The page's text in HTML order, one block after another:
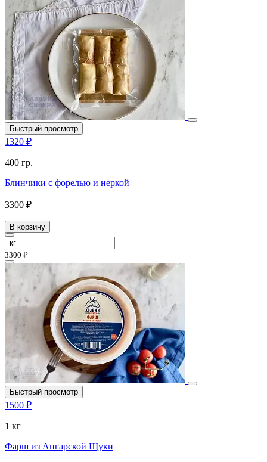
Быстрый просмотр
1320 ₽
400 гр.
Блинчики с форелью и неркой
3300 ₽
В корзину
3300 ₽
Быстрый просмотр
1500 ₽
1 кг
Фарш из Ангарской Щуки